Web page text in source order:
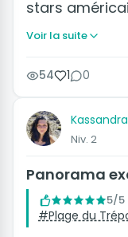
stars
Voir la suite
54 1 0
Niv. 2
Panorama
5/5
#Plage du